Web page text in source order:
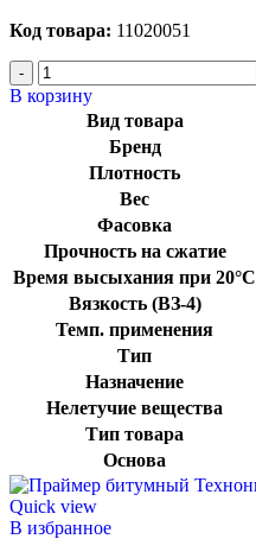
Код товара: 11020051
В корзину
Вид товара
Бренд
Плотность
Вес
Фасовка
Прочность на сжатие
Время высыхания при 20°C
Вязкость (ВЗ-4)
Темп. применения
Тип
Назначение
Нелетучие вещества
Тип товара
Основа
Quick view
В избранное